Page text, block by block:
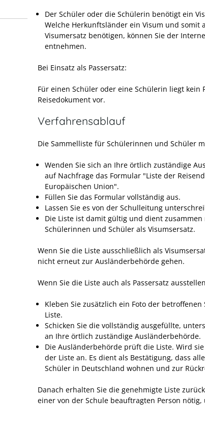
Der Schüler oder die Schülerin benötigt ein
Welche Herkunftsländer ein Visum und somit
Visumersatz benötigen, können Sie der
entnehmen.
Bei Einsatz als Passersatz:
Für einen Schüler oder eine Schülerin liegt kein
Reisedokument vor.
Verfahrensablauf
Die Sammelliste für Schülerinnen und Schüler
Wenden Sie sich an Ihre örtlich zuständige
auf Nachfrage das Formular "Liste der
Europäischen Union".
Füllen Sie das Formular vollständig aus.
Lassen Sie es von der Schulleitung
Die Liste ist damit gültig und dient
Schülerinnen und Schüler als Visumsersatz.
Wenn Sie die Liste ausschließlich als
nicht erneut zur Ausländerbehörde gehen.
Wenn Sie die Liste auch als Passersatz
Kleben Sie zusätzlich ein Foto der
Liste.
Schicken Sie die vollständig ausgefüllte,
an Ihre örtlich zuständige Ausländerbehörde.
Die Ausländerbehörde prüft die Liste. Wird
der Liste an. Es dient als Bestätigung, dass
Schüler in Deutschland wohnen und zur
Danach erhalten Sie die genehmigte Liste
einer von der Schule beauftragten Person